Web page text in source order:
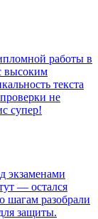
работы в
высоким
текста
не
супер!
экзаменами
— остался
шагам разобрали
защиты.